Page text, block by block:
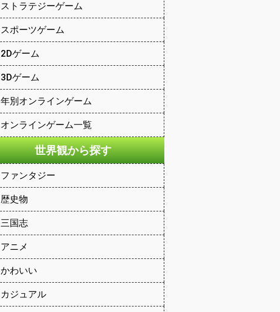
ストラテジーゲーム
スポーツゲーム
2Dゲーム
3Dゲーム
年別オンラインゲーム
オンラインゲーム一覧
世界観から探す
ファンタジー
歴史物
三国志
アニメ
かわいい
カジュアル